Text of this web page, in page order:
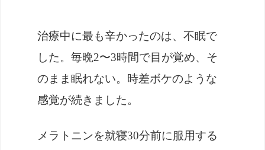
治療中に最も辛かったのは、不眠で
した。毎晩2〜3時間で目が覚め、そ
のまま眠れない。時差ボケのような
感覚が続きました。
メラトニンを就寝30分前に服用する